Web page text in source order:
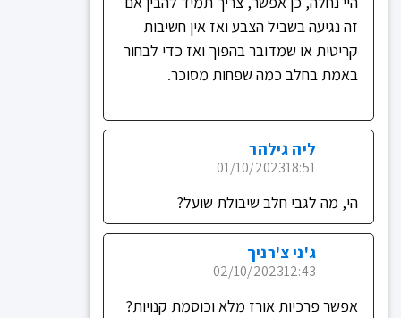
זה נגיעה בשביל הצבע ואז אין חשיבות
קריטית או שמדובר בהפוך ואז כדי לבחור
באמת בחלב כמה שפחות מסוכר.
ליה גילהר
18:51
01/10/2023
הי, מה לגבי חלב שיבולת שועל?
ג'ני צ'רניך
12:43
02/10/2023
אפשר פרכיות אורז מלא וכוסמת קנויות?